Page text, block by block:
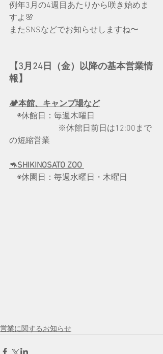
例年3月の4週目あたりから咲き始めま
すよ🌸
またSNSなどでお知らせしますね〜
【3月24日（金）以降の基本営業情
報】
🏕本館、キャンプ場など
◉休館日：毎週木曜日
※休館日前日は12:00まで
の短縮営業
🦘SHIKINOSATO ZOO
◉休園日：毎週水曜日・木曜日
営業に関するお知らせ